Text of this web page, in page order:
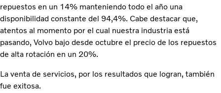
repuestos en un 14% manteniendo todo el año una
disponibilidad constante del 94,4%. Cabe destacar que,
atentos al momento por el cual nuestra industria está
pasando, Volvo bajo desde octubre el precio de los repuestos
de alta rotación en un 20%.
La venta de servicios, por los resultados que logran, también
fue exitosa.